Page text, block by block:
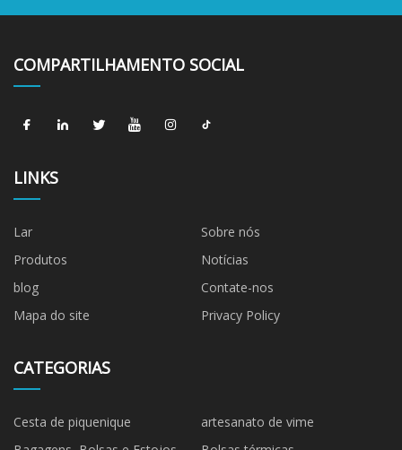
COMPARTILHAMENTO SOCIAL
LINKS
Lar
Sobre nós
Produtos
Notícias
blog
Contate-nos
Mapa do site
Privacy Policy
CATEGORIAS
Cesta de piquenique
artesanato de vime